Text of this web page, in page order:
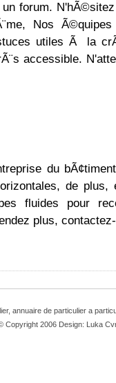
un forum.
Nos
utiles Ã la
accessible.
du
de plus,
fluides pour
plus,
annuaire de particulier a
Copyright 2006 Design: Luka